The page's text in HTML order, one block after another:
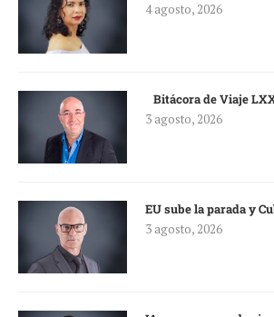
4 agosto, 2026
Bitácora de Viaje
3 agosto, 2026
EU sube la parada y
3 agosto, 2026